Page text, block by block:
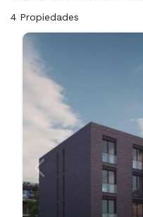
4 Propiedades